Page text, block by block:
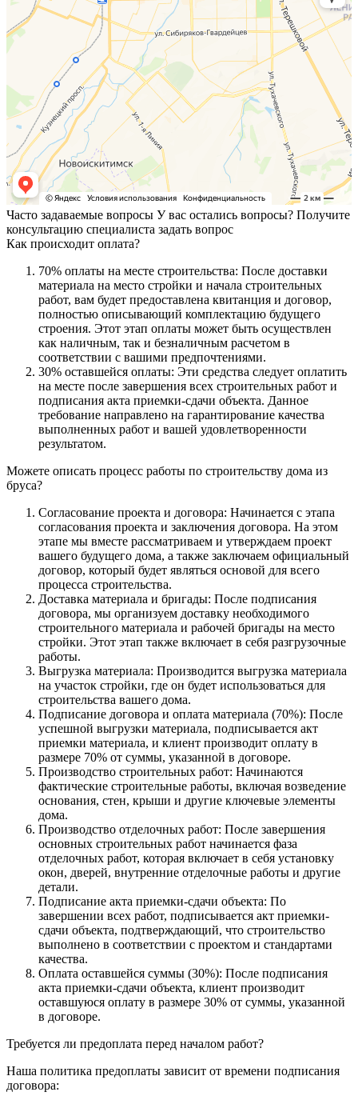
Часто задаваемые вопросы У вас остались вопросы? Получите
консультацию специалиста задать вопрос
Как происходит оплата?
70% оплаты на месте строительства: После доставки
материала на место стройки и начала строительных
работ, вам будет предоставлена квитанция и договор,
полностью описывающий комплектацию будущего
строения. Этот этап оплаты может быть осуществлен
как наличным, так и безналичным расчетом в
соответствии с вашими предпочтениями.
30% оставшейся оплаты: Эти средства следует оплатить
на месте после завершения всех строительных работ и
подписания акта приемки-сдачи объекта. Данное
требование направлено на гарантирование качества
выполненных работ и вашей удовлетворенности
результатом.
Можете описать процесс работы по строительству дома из
бруса?
Согласование проекта и договора: Начинается с этапа
согласования проекта и заключения договора. На этом
этапе мы вместе рассматриваем и утверждаем проект
вашего будущего дома, а также заключаем официальный
договор, который будет являться основой для всего
процесса строительства.
Доставка материала и бригады: После подписания
договора, мы организуем доставку необходимого
строительного материала и рабочей бригады на место
стройки. Этот этап также включает в себя разгрузочные
работы.
Выгрузка материала: Производится выгрузка материала
на участок стройки, где он будет использоваться для
строительства вашего дома.
Подписание договора и оплата материала (70%): После
успешной выгрузки материала, подписывается акт
приемки материала, и клиент производит оплату в
размере 70% от суммы, указанной в договоре.
Производство строительных работ: Начинаются
фактические строительные работы, включая возведение
основания, стен, крыши и другие ключевые элементы
дома.
Производство отделочных работ: После завершения
основных строительных работ начинается фаза
отделочных работ, которая включает в себя установку
окон, дверей, внутренние отделочные работы и другие
детали.
Подписание акта приемки-сдачи объекта: По
завершении всех работ, подписывается акт приемки-
сдачи объекта, подтверждающий, что строительство
выполнено в соответствии с проектом и стандартами
качества.
Оплата оставшейся суммы (30%): После подписания
акта приемки-сдачи объекта, клиент производит
оставшуюся оплату в размере 30% от суммы, указанной
в договоре.
Требуется ли предоплата перед началом работ?
Наша политика предоплаты зависит от времени подписания
договора: